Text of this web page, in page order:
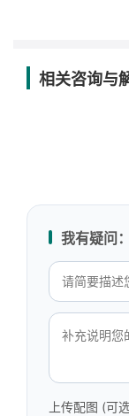
相关咨询与
我有疑问：
上传配图 (可选